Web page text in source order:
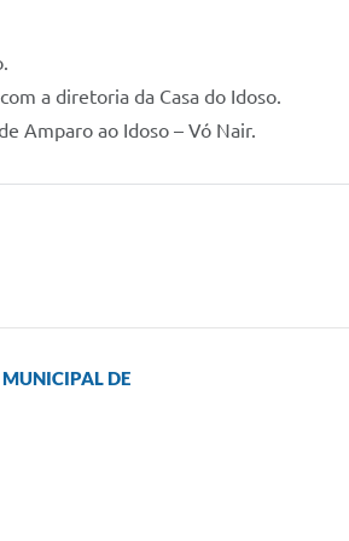
a diretoria da Casa do Idoso.
Amparo ao Idoso – Vó Nair.
MUNICIPAL DE